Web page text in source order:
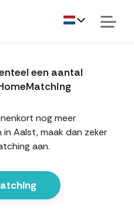
een aantal
nog meer
Aalst, maak dan zeker
aan.